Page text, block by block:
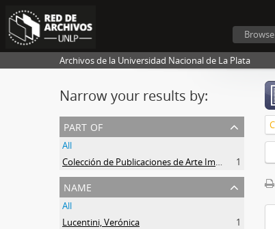
Browse
Archivos de la Universidad Nacional de La Plata
Narrow your results by:
part of
All
Colección de Publicaciones de Arte Impreso
1
name
All
Lucentini, Verónica
1